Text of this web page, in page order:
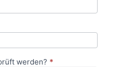
werden? *